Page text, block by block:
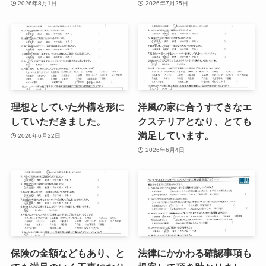
2026年8月1日 2026年7月25日
理想としていた外構を形に
していただきました。
2026年6月22日
洋風の家に合うすてきなエ
クステリアとなり、とても
満足しています。
2026年6月4日
保険の金額などもあり、と
法律にかかわる確認事項も